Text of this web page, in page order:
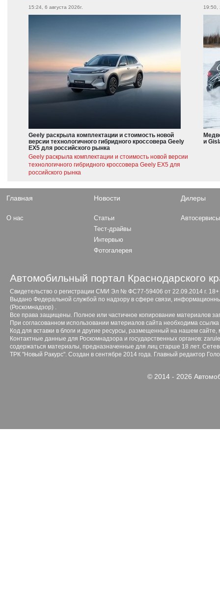
15:24, 6 августа 2026г.
Geely раскрыла комплектации и стоимость новой
версии технологичного гибридного кроссовера Geely
EX5 для российского рынка
Geely раскрыла комплектации и стоимость новой версии
технологичного гибридного кроссовера Geely EX5 для
российского рынка
19:50,
и
Главная
О нас
Новости
Статьи
Тест-драйвы
Интервью
Фотогалерея
Дилеры
Автосервисы
Автомобильный портал Краснодарского
Свидетельство о регистрации СМИ Эл № ФС77-59406 от 22.09.2014 г. 18+
Выдано Федеральной службой по надзору в сфере связи,
(Роскомнадзор) .
Все права защищены. Полное или частичное копирование материалов
При согласованном использовании материалов сайта необходима ссылка
Код для вставки в блоги и другие ресурсы, размещенный на нашем сайте,
Контактные данные для Роскомнадзора и государственных органов:
содержаться материалы, предназначенные для лиц старше 18 лет.
ТРК "Новый Ракурс". Создан в сентябре 2014 года. Главный редактор
© 2014 - 2026